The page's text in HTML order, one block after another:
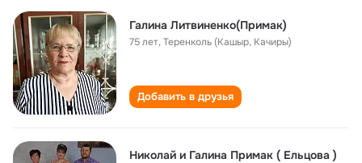
Галина Литвиненко(Примак)
75 лет,Теренколь (Кашыр, Качиры)
Добавить в друзья
Николай и Галина Примак ( Ельцова )